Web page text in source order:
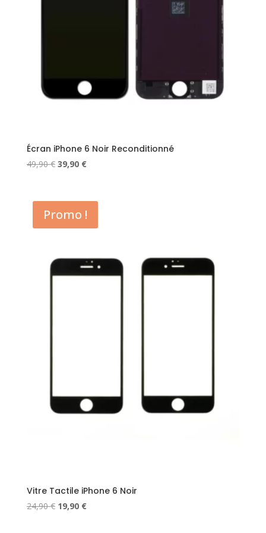
Écran iPhone 6 Noir Reconditionné
49,90€ Le
était :
49,90 €.
39,90 €Le
est :
39,90 €.
Promo !
Vitre Tactile iPhone 6 Noir
24,90€ Le
19,90 €Le